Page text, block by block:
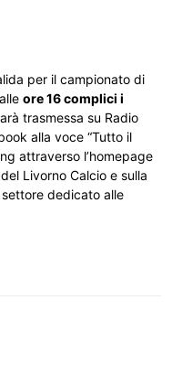
per il campionato di
ore 16 complici i
trasmessa su Radio
alla voce “Tutto il
attraverso l’homepage
Livorno Calcio e sulla
settore dedicato alle